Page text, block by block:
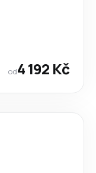
od4 192 Kč